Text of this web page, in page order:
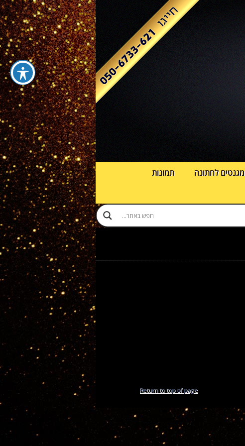
מגנטים לחתונה
תמונות
Return to top of page